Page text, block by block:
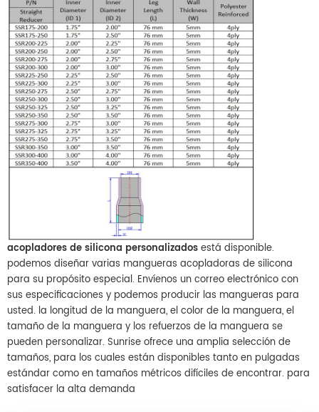
acopladores de silicona personalizadosestá disponible.
podemos diseñar varias mangueras acopladoras de silicona
para su propósito especial. Envíenos un correo electrónico con
sus especificaciones y podemos producir las mangueras para
usted. la longitud de la manguera, el color de la manguera, el
tamaño de la manguera y los refuerzos de la manguera se
pueden personalizar. Sunrise ofrece una amplia selección de
tamaños, para los cuales están disponibles tanto en pulgadas
estándar como en tamaños métricos difíciles de encontrar. para
satisfacer la alta demanda